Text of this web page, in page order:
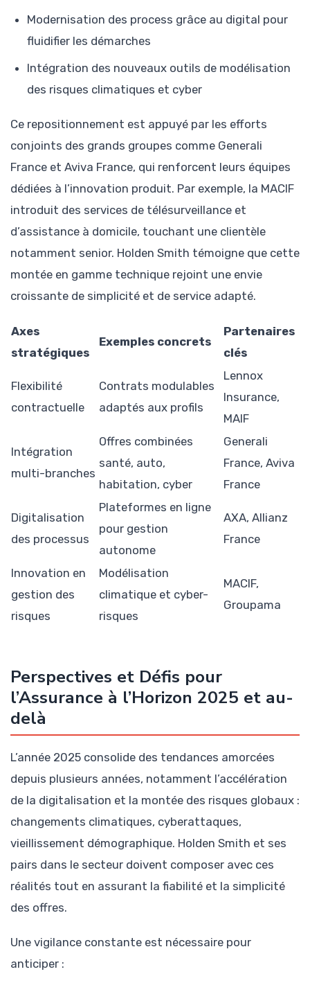
Modernisation des process grâce au digital pour
fluidifier les démarches
Intégration des nouveaux outils de modélisation
des risques climatiques et cyber
Ce repositionnement est appuyé par les efforts
conjoints des grands groupes comme Generali
France et Aviva France, qui renforcent leurs équipes
dédiées à l’innovation produit. Par exemple, la MACIF
introduit des services de télésurveillance et
d’assistance à domicile, touchant une clientèle
notamment senior. Holden Smith témoigne que cette
montée en gamme technique rejoint une envie
croissante de simplicité et de service adapté.
Axes
stratégiques
Exemples concrets
Partenaires
clés
Flexibilité
contractuelle
Contrats modulables
adaptés aux profils
Lennox
Insurance,
MAIF
Intégration
multi-branches
Offres combinées
santé, auto,
habitation, cyber
Generali
France, Aviva
France
Digitalisation
des processus
Plateformes en ligne
pour gestion
autonome
AXA, Allianz
France
Innovation en
gestion des
risques
Modélisation
climatique et cyber-
risques
MACIF,
Groupama
Perspectives et Défis pour
l’Assurance à l’Horizon 2025 et au-
delà
L’année 2025 consolide des tendances amorcées
depuis plusieurs années, notamment l’accélération
de la digitalisation et la montée des risques globaux :
changements climatiques, cyberattaques,
vieillissement démographique. Holden Smith et ses
pairs dans le secteur doivent composer avec ces
réalités tout en assurant la fiabilité et la simplicité
des offres.
Une vigilance constante est nécessaire pour
anticiper :